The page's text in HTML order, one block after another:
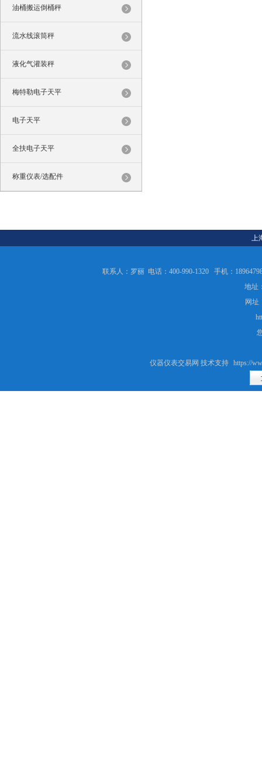
油桶搬运倒桶秤
流水线滚筒秤
液化气灌装秤
梅特勒电子天平
电子天平
全扶电子天平
称重仪表/选配件
上
联系人：罗丽 电话：400-990-1320 手机：
地址
网址
仪器仪表交易网 技术支持 https://